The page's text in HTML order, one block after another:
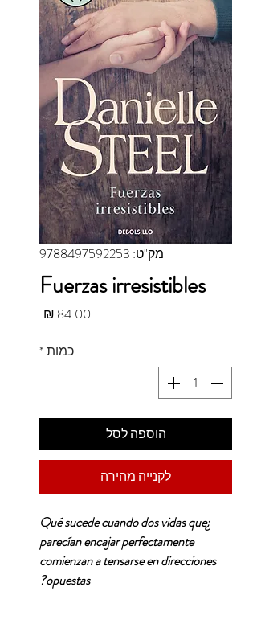
מק"ט: 9788497592253
Fuerzas irresistibles
כמות*
הוספה לסל
לקנייה מהירה
¿Qué sucede cuando dos vidas que
parecían encajar perfectamente
comienzan a tensarse en direcciones
opuestas?